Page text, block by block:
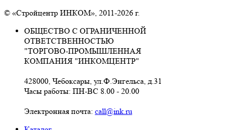
© «Стройцентр ИНКОМ», 2011-2026 г.
ОБЩЕСТВО С ОГРАНИЧЕННОЙ
ОТВЕТСТВЕННОСТЬЮ
"ТОРГОВО-ПРОМЫШЛЕННАЯ
КОМПАНИЯ "ИНКОМЦЕНТР"
428000, Чебоксары, ул.Ф.Энгельса, д.31
Часы работы: ПН-ВС 8.00 - 20.00
Электронная почта: call@ink.ru